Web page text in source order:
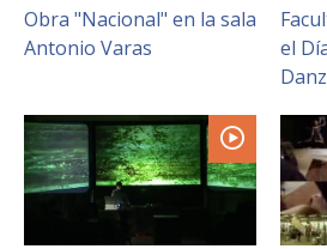
DEPARTAMENTOS
FACULTAD
Estudiantes
Académicas/os
Obra "Nacional" en la sala
Antonio Varas
el